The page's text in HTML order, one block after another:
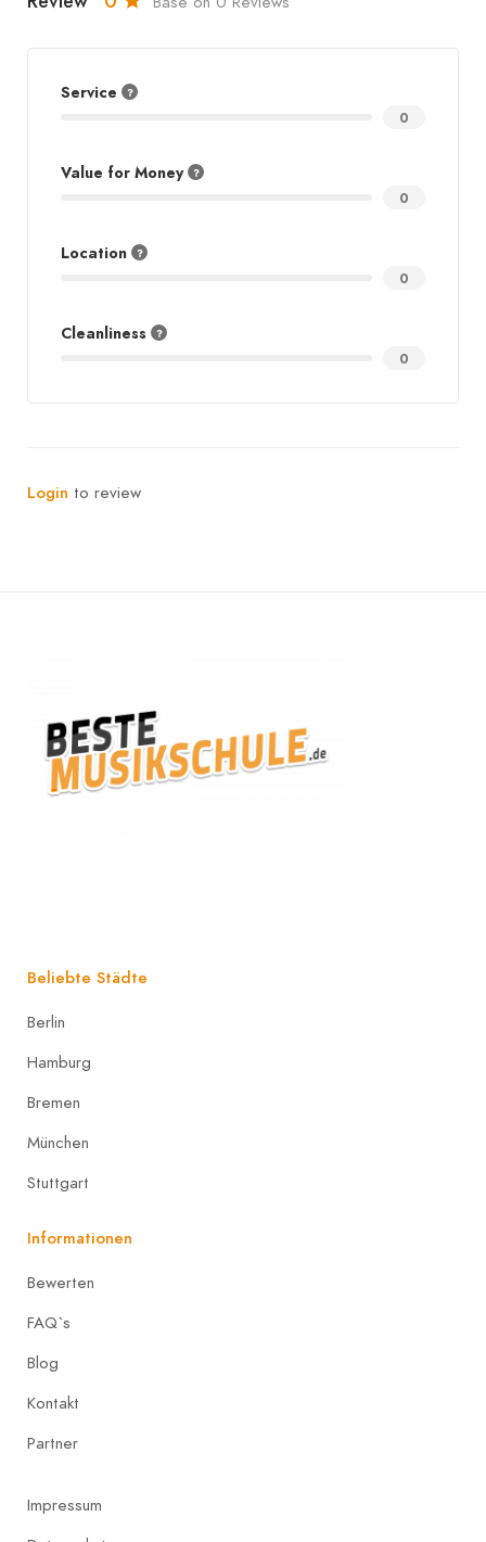
Service
0
Value for Money
0
Location
0
Cleanliness
0
Login to review
Beliebte Städte
Berlin
Hamburg
Bremen
München
Stuttgart
Informationen
Bewerten
FAQ`s
Blog
Kontakt
Partner
Impressum